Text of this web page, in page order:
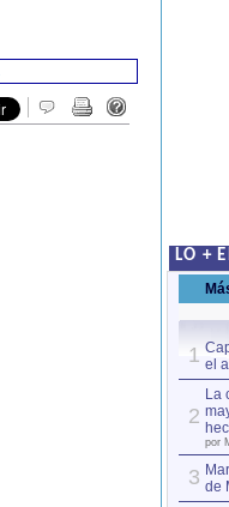
LO +
1 el
2
La
por
3 de